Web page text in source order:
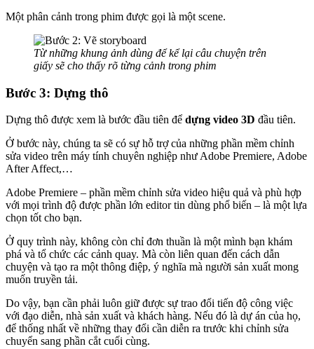
Một phân cảnh trong phim được gọi là một scene.
Từ những khung ảnh dùng để kể lại câu chuyện trên
giấy sẽ cho thấy rõ từng cảnh trong phim
Bước 3: Dựng thô
Dựng thô được xem là bước đầu tiên để dựng video 3D đầu tiên.
Ở bước này, chúng ta sẽ có sự hỗ trợ của những phần mềm chỉnh
sửa video trên máy tính chuyên nghiệp như Adobe Premiere, Adobe
After Affect,…
Adobe Premiere – phần mềm chỉnh sửa video hiệu quả và phù hợp
với mọi trình độ được phần lớn editor tin dùng phổ biến – là một lựa
chọn tốt cho bạn.
Ở quy trình này, không còn chỉ đơn thuần là một mình bạn khám
phá và tổ chức các cảnh quay. Mà còn liên quan đến cách dẫn
chuyện và tạo ra một thông điệp, ý nghĩa mà người sản xuất mong
muốn truyền tải.
Do vậy, bạn cần phải luôn giữ được sự trao đổi tiến độ công việc
với đạo diễn, nhà sản xuất và khách hàng. Nếu đó là dự án của họ,
để thống nhất về những thay đổi cần diễn ra trước khi chỉnh sửa
chuyển sang phần cắt cuối cùng.